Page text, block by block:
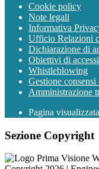
Cookie policy
Note legali
Informativa
Ufficio Relazioni
Dichiarazione di
Obiettivi di
Whistleblowing
Gestione
Amministrazione
Pagina visualizzata
Sezione Copyright